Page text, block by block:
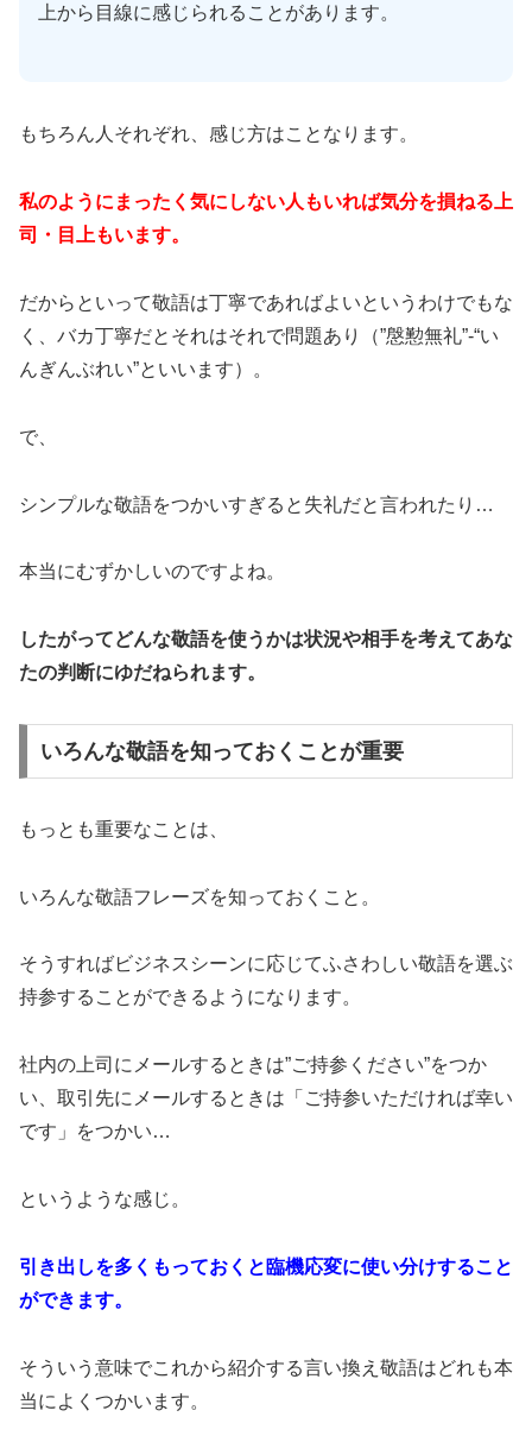
上から目線に感じられることがあります。
もちろん人それぞれ、感じ方はことなります。
私のようにまったく気にしない人もいれば気分を損ねる上
司・目上もいます。
だからといって敬語は丁寧であればよいというわけでもな
く、バカ丁寧だとそれはそれで問題あり（”慇懃無礼”-“い
んぎんぶれい”といいます）。
で、
シンプルな敬語をつかいすぎると失礼だと言われたり…
本当にむずかしいのですよね。
したがってどんな敬語を使うかは状況や相手を考えてあな
たの判断にゆだねられます。
いろんな敬語を知っておくことが重要
もっとも重要なことは、
いろんな敬語フレーズを知っておくこと。
そうすればビジネスシーンに応じてふさわしい敬語を選ぶ
持参することができるようになります。
社内の上司にメールするときは”ご持参ください”をつか
い、取引先にメールするときは「ご持参いただければ幸い
です」をつかい…
というような感じ。
引き出しを多くもっておくと臨機応変に使い分けすること
ができます。
そういう意味でこれから紹介する言い換え敬語はどれも本
当によくつかいます。